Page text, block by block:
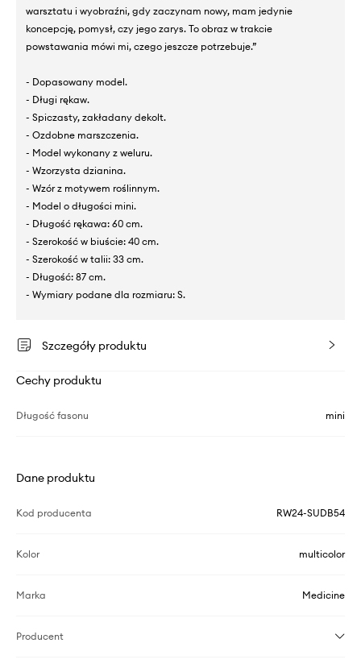
warsztatu i wyobraźni, gdy zaczynam nowy, mam jedynie
koncepcję, pomysł, czy jego zarys. To obraz w trakcie
powstawania mówi mi, czego jeszcze potrzebuje.”
- Dopasowany model.
- Długi rękaw.
- Spiczasty, zakładany dekolt.
- Ozdobne marszczenia.
- Model wykonany z weluru.
- Wzorzysta dzianina.
- Wzór z motywem roślinnym.
- Model o długości mini.
- Długość rękawa: 60 cm.
- Szerokość w biuście: 40 cm.
- Szerokość w talii: 33 cm.
- Długość: 87 cm.
- Wymiary podane dla rozmiaru: S.
Szczegóły produktu
Cechy produktu
Długość fasonu mini
Dane produktu
Kod producenta RW24-SUDB54
Kolor multicolor
Marka Medicine
Producent